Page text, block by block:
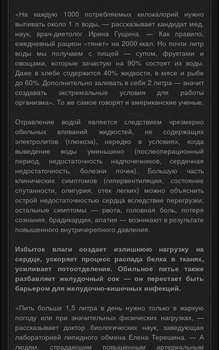
«На каждую 1000 потребляемых килокалорий нужно
выпивать около 1 л воды, — рассказывает кандидат мед.
наук, врач-диетолог Ирина Гущина. — Как правило,
ежедневный рацион «тянет» на 2000 ккал. Но почти литр
воды мы получаем с пищей — супом, фруктами и
овощами, которые зачастую на 90% состоят из воды.
Даже в хлебе содержится 40% жидкости, в мясе и рыбе
до 60%. Дополнительно заливать в себя 2 литра — значит
создавать экстремальные условия для работы
организма». То же самое говорят и американские ученые.
Отравление водой является следствием чрезмерно
обильных вливаний жидкостей, не содержащих
электролитов (глюкоза), нередко в условиях, когда
выведение воды уменьшено (послеоперационный
период, недостаточность надпочечников, сердечная
недостаточность, болезни почек). Большую часть
клинических симптомов (гипервентиляция, состояние
спутанности, олигурия, отек легких) можно объяснить
острой недостаточностью сердца вследствие перегрузки;
остальные симптомы — рвота, головная боль, потеря
сознания, брадикардия, апатия — возникают в результате
повышенного внутричерепного давления.
Избыток влаги создает излишнюю нагрузку на
сердце, ускоряет процесс распада белка в тканях,
усиливает потоотделение. Обильное питье также
разбавляет желудочный сок — он перестает быть
барьером для желудочно-кишечных инфекций.
«Пить больше 1,5 литра в день нужно только в жаркую
погоду или при значительных физических нагрузках, —
рассказывает доктор биологических наук, заведующая
лабораторией липидного обмена Елена Терешина. — А
людям, страдающим повышенным артериальным